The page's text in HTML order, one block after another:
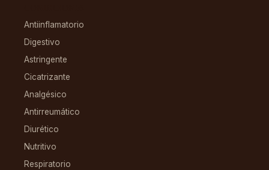
Antiinflamatorio
Digestivo
Astringente
Cicatrizante
Analgésico
Antirreumático
Diurético
Nutritivo
Respiratorio